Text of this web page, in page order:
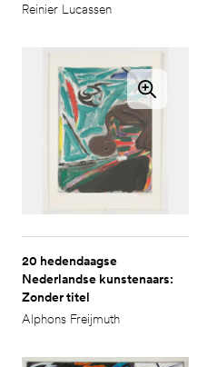
Reinier Lucassen
20 hedendaagse
Nederlandse kunstenaars:
Zonder titel
Alphons Freijmuth